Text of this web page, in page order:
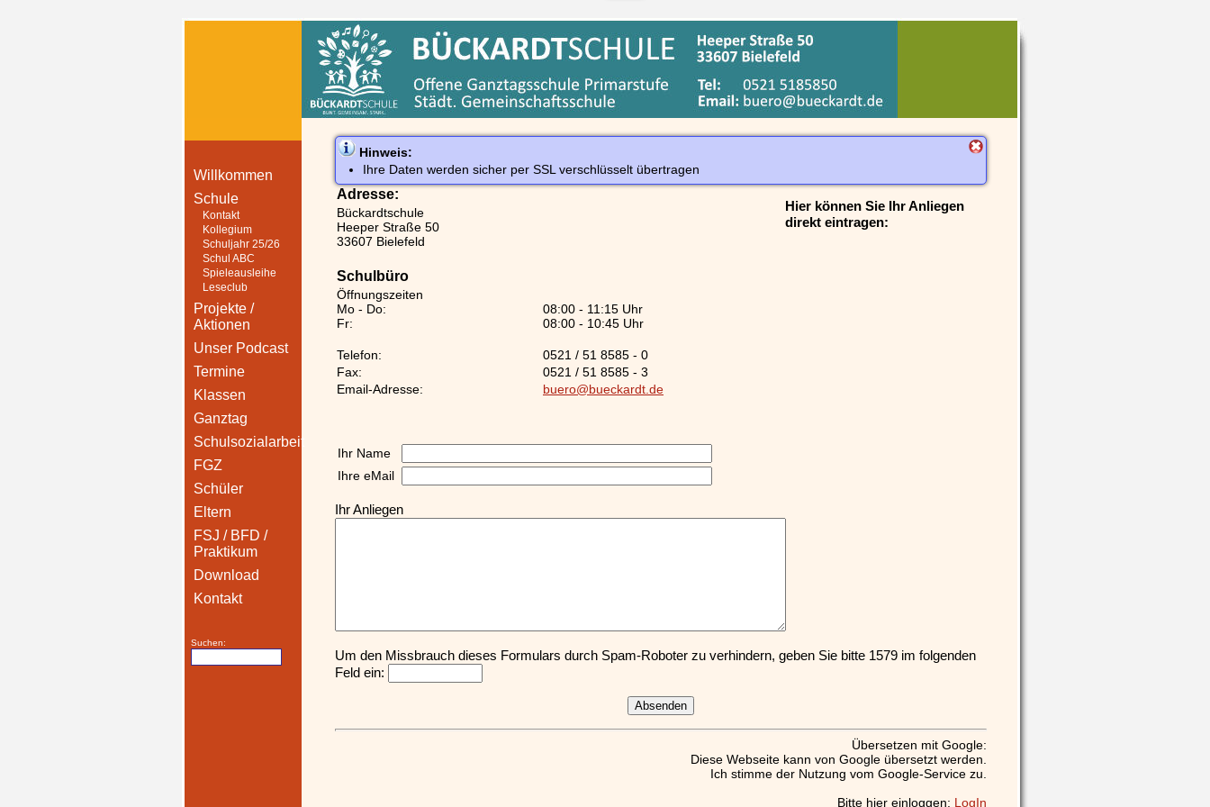
Willkommen
Schule
Kontakt
Kollegium
Schuljahr 25/26
Schul ABC
Spieleausleihe
Leseclub
Projekte /
Aktionen
Unser Podcast
Termine
Klassen
Ganztag
Schulsozialarbeit
FGZ
Schüler
Eltern
FSJ / BFD /
Praktikum
Download
Kontakt
Suchen:
Hinweis:
Ihre Daten werden sicher per SSL verschlüsselt übertragen
Adresse:
Bückardtschule
Heeper Straße 50
33607 Bielefeld
Schulbüro
Öffnungszeiten
Mo - Do:
Fr:
08:00 - 11:15 Uhr
08:00 - 10:45 Uhr
Telefon:
0521 / 51 8585 - 0
Fax:
0521 / 51 8585 - 3
Email-Adresse:
buero@bueckardt.de
Hier können Sie Ihr Anliegen
direkt eintragen:
Ihr Name
Ihre eMail
Ihr Anliegen
Um den Missbrauch dieses Formulars durch Spam-Roboter zu verhindern, geben Sie bitte 1579 im folgenden
Feld ein:
Übersetzen mit Google:
Diese Webseite kann von Google übersetzt werden.
Ich stimme der Nutzung vom Google-Service zu.
Bitte hier einloggen: LogIn